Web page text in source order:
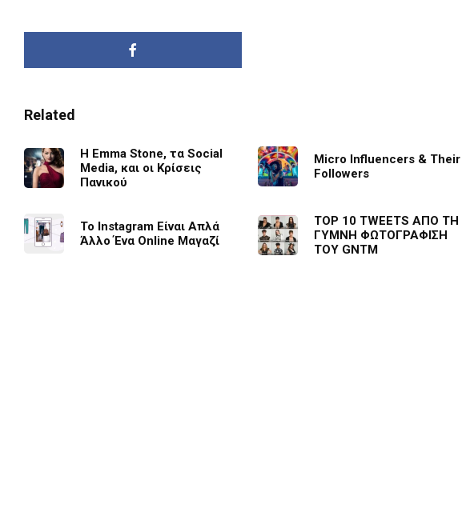
Related
Η Emma Stone, τα Social
Media, και οι Κρίσεις
Πανικού
Micro Influencers & Their
Followers
To Instagram Είναι Απλά
Άλλο Ένα Online Μαγαζί
TOP 10 TWEETS ΑΠΟ ΤΗ
ΓΥΜΝΗ ΦΩΤΟΓΡΑΦΙΣΗ
ΤΟΥ GNTM